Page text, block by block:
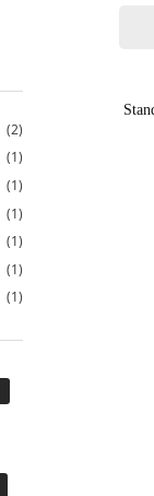
(2)
(1)
(1)
(1)
(1)
(1)
(1)